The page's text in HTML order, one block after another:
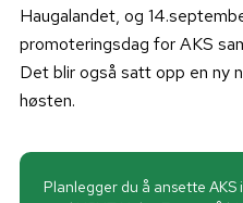
Haugalandet, og
promoteringsdag for AKS
Det blir også satt opp en ny
høsten.
Planlegger du å ansette